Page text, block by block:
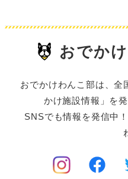
おでか
おでかけわんこ部は、全
かけ施設情報」を
SNSでも情報を発信中